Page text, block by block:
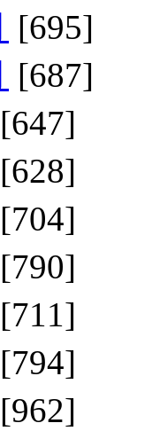
[695]
[687]
[647]
[628]
[704]
[790]
[711]
[794]
[962]